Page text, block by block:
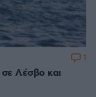
Λέσβο και
1